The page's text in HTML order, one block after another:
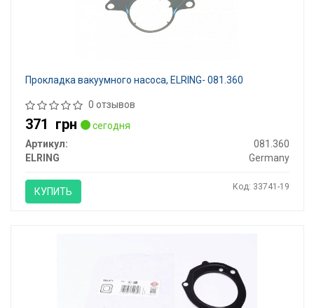
Прокладка вакуумного насоса, ELRING- 081.360
0 отзывов
371 грн
сегодня
Артикул:
081.360
ELRING
Germany
КУПИТЬ Код: 33741-19